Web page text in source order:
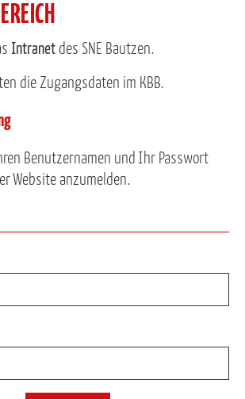
Intranet des SNE Bautzen.
die Zugangsdaten im KBB.
Benutzernamen und Ihr Passwort
Website anzumelden.